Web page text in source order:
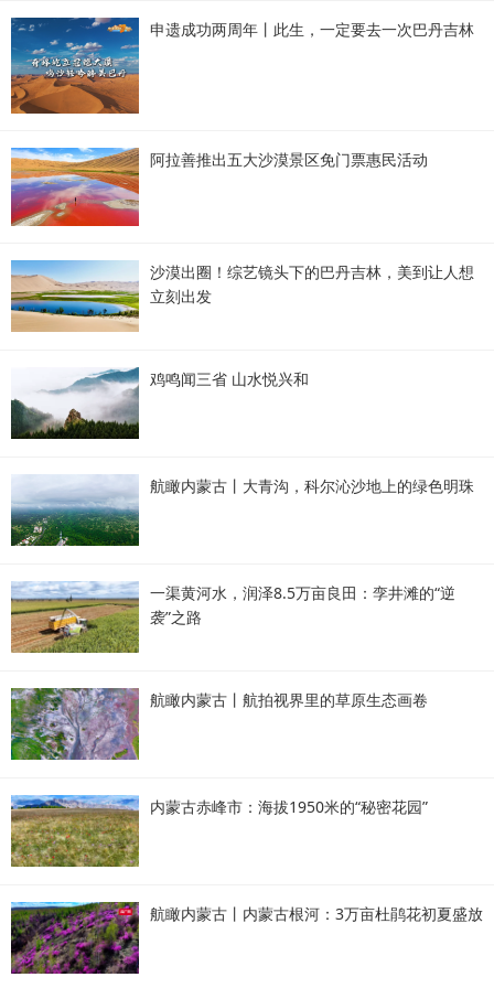
申遗成功两周年丨此生，一定要去一次巴丹吉林
阿拉善推出五大沙漠景区免门票惠民活动
沙漠出圈！综艺镜头下的巴丹吉林，美到让人想
立刻出发
鸡鸣闻三省 山水悦兴和
航瞰内蒙古丨大青沟，科尔沁沙地上的绿色明珠
一渠黄河水，润泽8.5万亩良田：孪井滩的“逆
袭”之路
航瞰内蒙古丨航拍视界里的草原生态画卷
内蒙古赤峰市：海拔1950米的“秘密花园”
航瞰内蒙古丨内蒙古根河：3万亩杜鹃花初夏盛放